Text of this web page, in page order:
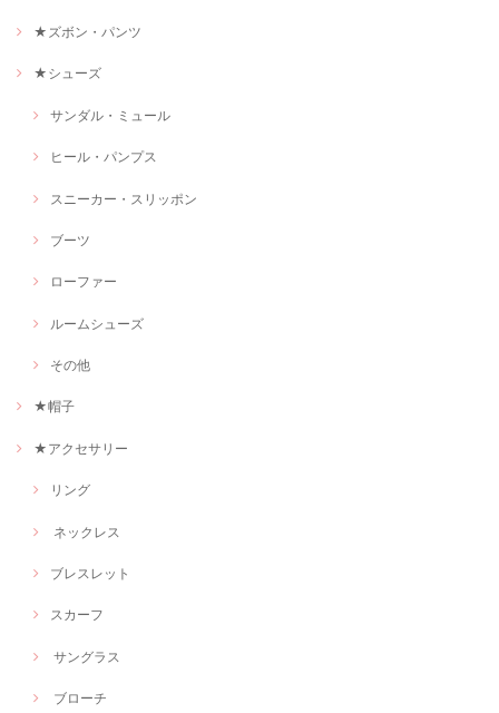
★ズボン・パンツ
★シューズ
サンダル・ミュール
ヒール・パンプス
スニーカー・スリッポン
ブーツ
ローファー
ルームシューズ
その他
★帽子
★アクセサリー
リング
ネックレス
ブレスレット
スカーフ
サングラス
ブローチ